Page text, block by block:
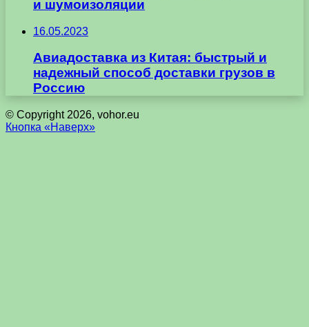
и шумоизоляции
16.05.2023
Авиадоставка из Китая: быстрый и
надежный способ доставки грузов в
Россию
© Copyright 2026, vohor.eu
Кнопка «Наверх»